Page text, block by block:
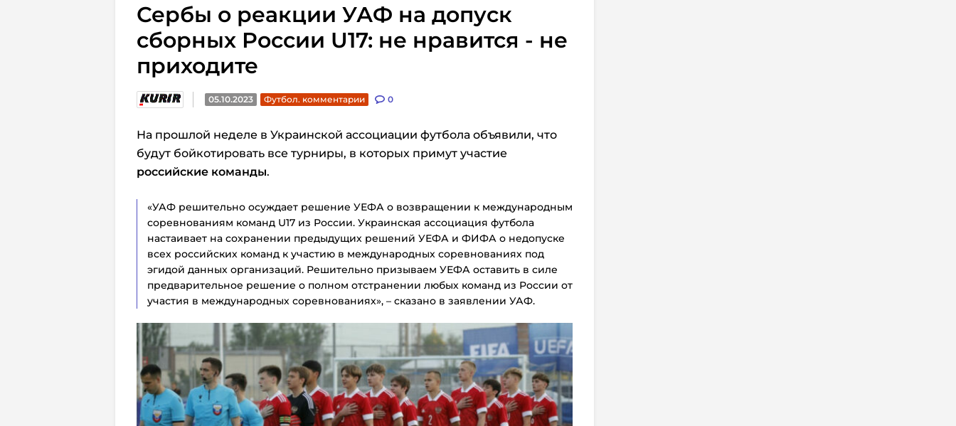
Сербы о реакции УАФ на допуск
сборных России U17: не нравится - не
приходите
05.10.2023 Футбол. комментарии 0
На прошлой неделе в Украинской ассоциации футбола объявили, что
будут бойкотировать все турниры, в которых примут участие
российские команды.
«УАФ решительно осуждает решение УЕФА о возвращении к международным
соревнованиям команд U17 из России. Украинская ассоциация футбола
настаивает на сохранении предыдущих решений УЕФА и ФИФА о недопуске
всех российских команд к участию в международных соревнованиях под
эгидой данных организаций. Решительно призываем УЕФА оставить в силе
предварительное решение о полном отстранении любых команд из России от
участия в международных соревнованиях», – сказано в заявлении УАФ.